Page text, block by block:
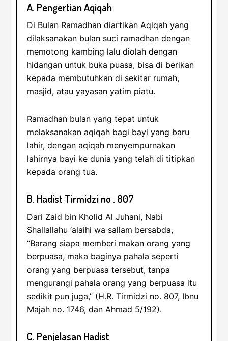
A. Pengertian Aqiqah
Di Bulan Ramadhan diartikan Aqiqah yang
dilaksanakan bulan suci ramadhan dengan
memotong kambing lalu diolah dengan
hidangan untuk buka puasa, bisa di berikan
kepada membutuhkan di sekitar rumah,
masjid, atau yayasan yatim piatu.
Ramadhan bulan yang tepat untuk
melaksanakan aqiqah bagi bayi yang baru
lahir, dengan aqiqah menyempurnakan
lahirnya bayi ke dunia yang telah di titipkan
kepada orang tua.
B. Hadist Tirmidzi no . 807
Dari Zaid bin Kholid Al Juhani, Nabi
Shallallahu ‘alaihi wa sallam bersabda,
“Barang siapa memberi makan orang yang
berpuasa, maka baginya pahala seperti
orang yang berpuasa tersebut, tanpa
mengurangi pahala orang yang berpuasa itu
sedikit pun juga,” (H.R. Tirmidzi no. 807, Ibnu
Majah no. 1746, dan Ahmad 5/192).
C. Penjelasan Hadist